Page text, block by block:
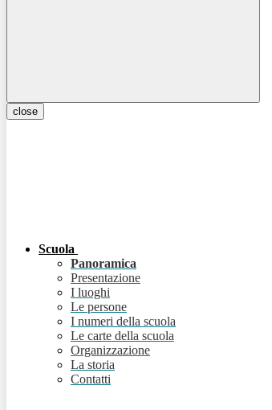
close
Scuola
Panoramica
Presentazione
I luoghi
Le persone
I numeri della scuola
Le carte della scuola
Organizzazione
La storia
Contatti